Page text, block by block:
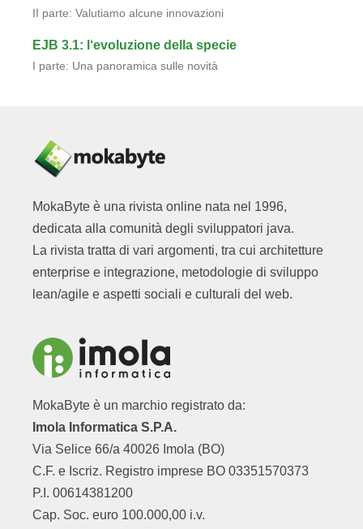
II parte: Valutiamo alcune innovazioni
EJB 3.1: l‘evoluzione della specie
I parte: Una panoramica sulle novità
MokaByte è una rivista online nata nel 1996,
dedicata alla comunità degli sviluppatori java.
La rivista tratta di vari argomenti, tra cui architetture
enterprise e integrazione, metodologie di sviluppo
lean/agile e aspetti sociali e culturali del web.
MokaByte è un marchio registrato da:
Imola Informatica S.P.A.
Via Selice 66/a 40026 Imola (BO)
C.F. e Iscriz. Registro imprese BO 03351570373
P.I. 00614381200
Cap. Soc. euro 100.000,00 i.v.